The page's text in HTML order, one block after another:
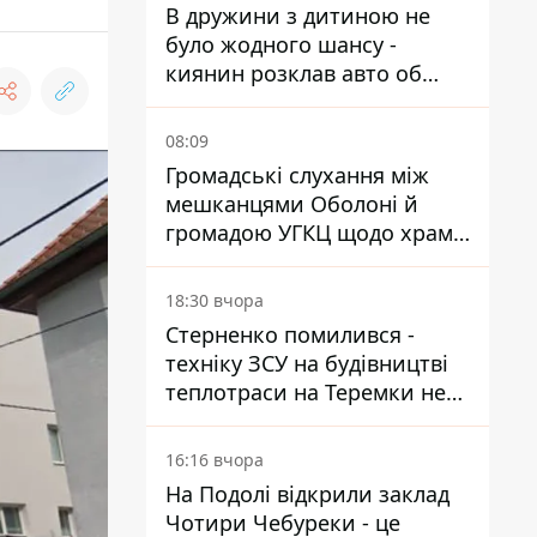
В дружини з дитиною не
було жодного шансу -
киянин розклав авто об
вантажівку на
Житомирському шосе
08:09
Громадські слухання між
мешканцями Оболоні й
громадою УГКЦ щодо храму
зірвалися
18:30 вчора
Стерненко помилився -
техніку ЗСУ на будівництві
теплотраси на Теремки не
задіяли
16:16 вчора
На Подолі відкрили заклад
Чотири Чебуреки - це